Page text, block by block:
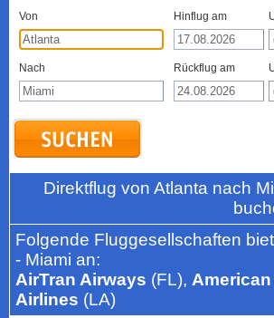
Von Hinflug am
Nach Rückflug am
Direktflug von Atlanta nach
Folgende Fluggesellschaften
- Miami an:
AirTran Airways (FL),
Airlines (LA)